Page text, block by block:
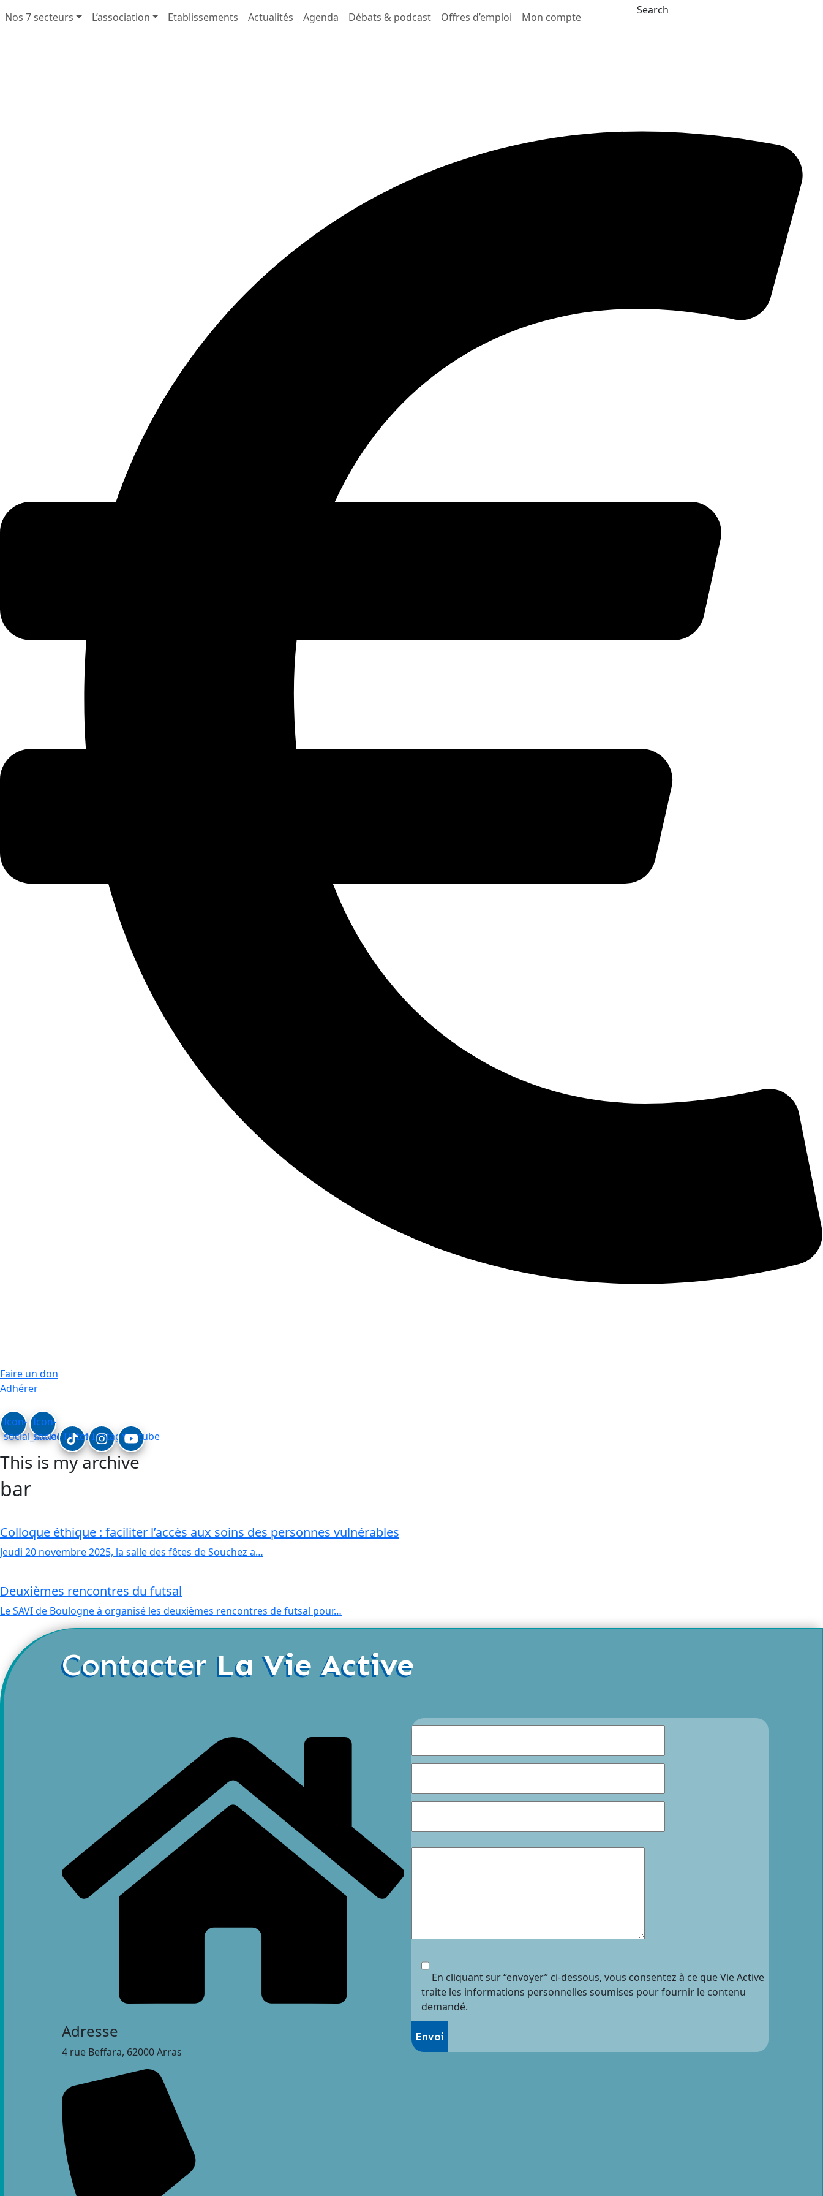
Nos 7 secteurs L’association Etablissements Actualités Agenda Débats & podcast Offres d’emploi Mon compte
Faire un don
Adhérer
Icon-
social_linkedin
Icon-
social_facebook
TiktokInstagramYoutube
Search
This is my archive
bar
Colloque éthique : faciliter l’accès aux soins des personnes vulnérables
Jeudi 20 novembre 2025, la salle des fêtes de Souchez a…
Deuxièmes rencontres du futsal
Le SAVI de Boulogne à organisé les deuxièmes rencontres de futsal pour…
Contacter La Vie Active
Adresse
4 rue Beffara, 62000 Arras
En cliquant sur “envoyer” ci-dessous, vous consentez à ce que Vie Active
traite les informations personnelles soumises pour fournir le contenu
demandé.